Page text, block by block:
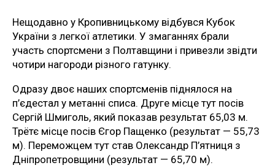
Нещодавно у Кропивницькому відбувся Кубок
України з легкої атлетики. У змаганнях брали
участь спортсмени з Полтавщини і привезли звідти
чотири нагороди різного гатунку.
Одразу двоє наших спортсменів піднялося на
п’єдестал у метанні списа. Друге місце тут посів
Сергій Шмиголь, який показав результат 65,03 м.
Трётє місце посів Єгор Пащенко (результат — 55,73
м). Переможцем тут став Олександр П’ятниця з
Дніпропетровщини (результат — 65,70 м).